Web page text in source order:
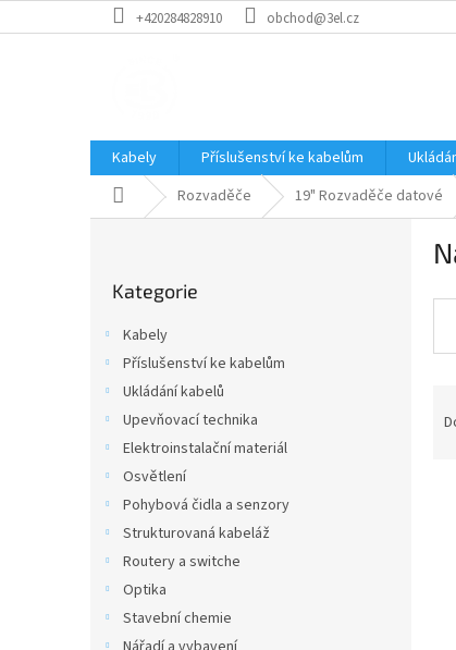
na
+420284828910 obchod@3el.cz
Kabely Příslušenství ke kabelům
Domů Rozvaděče 19" Rozvaděče datové
kategorie
Kategorie
Kabely
Příslušenství ke kabelům
Ukládání kabelů
Upevňovací technika
Elektroinstalační materiál
Osvětlení
Pohybová čidla a senzory
Strukturovaná kabeláž
Routery a switche
Optika
Stavební chemie